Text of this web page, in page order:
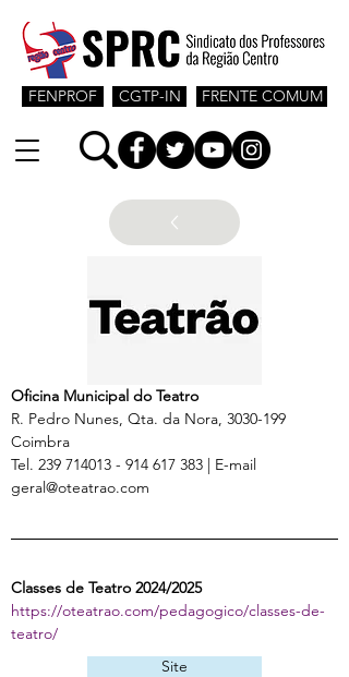
CGTP-IN
FENPROF FRENTE COMUM
Oficina Municipal do Teatro
R. Pedro Nunes, Qta. da Nora, 3030-199
Coimbra
Tel. 239 714013 - 914 617 383 | E-mail
geral@oteatrao.com
Classes de Teatro 2024/2025
https://oteatrao.com/pedagogico/classes-de-
teatro/
Site